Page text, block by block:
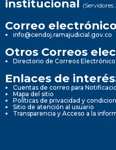
institucional (Servidores
Correo
info@cendoj.ramajudicial.gov.co
Otros Correos
Directorio de Correos
Enlaces de
Cuentas de correo para
Mapa del sitio
Políticas de privacidad y
Sitio de atención al usuario
Transparencia y Acceso a la